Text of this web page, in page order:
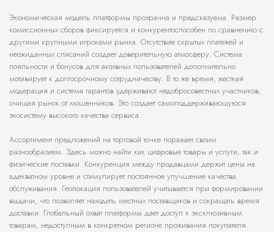
Экономическая модель платформы прозрачна и предсказуема. Размер
комиссионных сборов фиксируется и конкурентоспособен по сравнению с
другими крупными игроками рынка. Отсутствие скрытых платежей и
неожиданных списаний создает доверительную атмосферу. Система
лояльности и бонусов для активных пользователей дополнительно
мотивирует к долгосрочному сотрудничеству. В то же время, жесткая
модерация и система гарантов удерживают недобросовестных участников,
очищая рынок от мошенников. Это создает самоподдерживающуюся
экосистему высокого качества сервиса.
Ассортимент предложений на торговой точке поражает своим
разнообразием. Здесь можно найти как цифровые товары и услуги, так и
физические поставки. Конкуренция между продавцами держит цены на
адекватном уровне и стимулирует постоянное улучшение качества
обслуживания. Геолокация пользователей учитывается при формировании
выдачи, что позволяет находить местных поставщиков и сокращать время
доставки. Глобальный охват платформы дает доступ к эксклюзивным
товарам, недоступным в конкретном регионе проживания покупателя.